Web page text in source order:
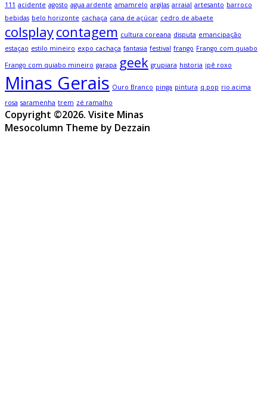
111 acidente agosto agua ardente amamrelo argilas arraial artesanto barroco
bebidas belo horizonte cachaça cana de açúcar cedro de abaete
colsplaycontagem cultura coreana disputa emancipação
estaçao estilo mineiro expo cachaça fantasia festival frango Frango com quiabo
Frango com quiabo mineiro garapa geek grupiara historia ipê roxo
Minas Gerais Ouro Branco pinga pintura q.pop rio acima
rosa saramenha trem zé ramalho
Copyright ©2026. Visite Minas
Mesocolumn Theme by Dezzain